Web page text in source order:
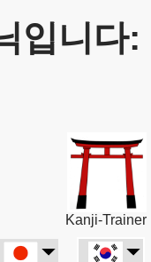
입니다:
Kanji-Trainer